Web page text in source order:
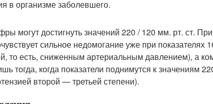
в организме заболевшего.
могут достигнуть значений 220 / 120 мм. рт. ст.
сильное недомогание уже при показателях
то есть, сниженным артериальным давлением), а
тогда, когда показатели поднимутся к значениям
второй — третьей степени).